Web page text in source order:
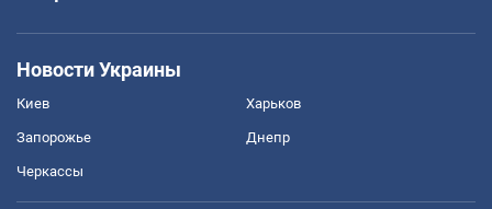
Новости Украины
Киев Харьков
Запорожье Днепр
Черкассы